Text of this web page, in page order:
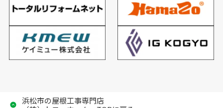
浜松市の屋根工事専門店